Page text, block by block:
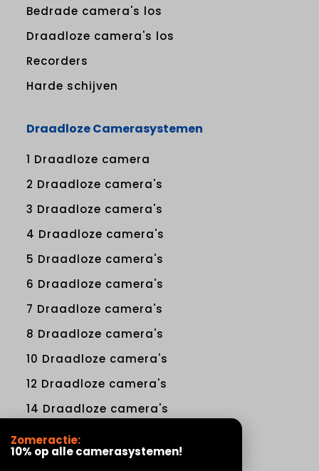
Bedrade camera's los
Draadloze camera's los
Recorders
Harde schijven
Draadloze Camerasystemen
1 Draadloze camera
2 Draadloze camera's
3 Draadloze camera's
4 Draadloze camera's
5 Draadloze camera's
6 Draadloze camera's
7 Draadloze camera's
8 Draadloze camera's
10 Draadloze camera's
12 Draadloze camera's
14 Draadloze camera's
16 Draadloze camera's
Zomeractie:
10% op alle camerasystemen!